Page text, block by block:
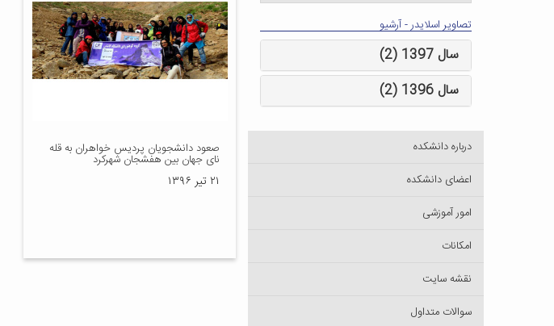
صعود دانشجویان پردیس خواهران به قله
نای جهان بین هفشجان شهرکرد
۲۱ تیر ۱۳۹۶
تصاویر اسلایدر - آرشیو
سال 1397 (2)
سال 1396 (2)
درباره دانشکده
اعضای دانشکده
امور آموزشی
امکانات
نقشه سایت
سوالات متداول